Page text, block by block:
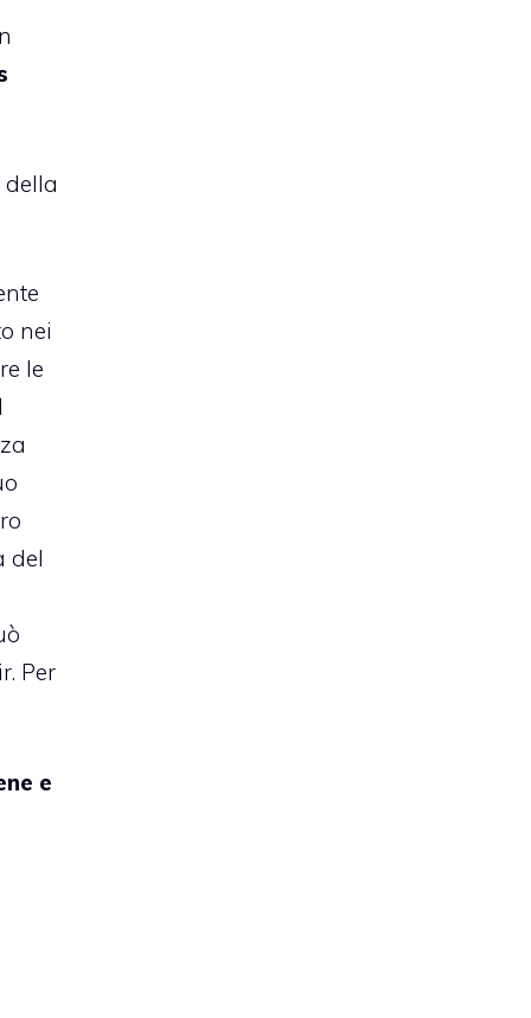
nei
le
del
Per
e